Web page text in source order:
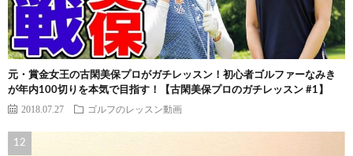
元・賞金女王の古閑美保プロがガチレッスン！初心者ゴルファーなみき
が年内100切りを本気で目指す！【古閑美保プロのガチレッスン #1】
2018.07.27 ゴルフのレッスン動画